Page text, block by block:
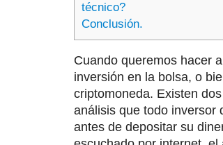
técnico?
Conclusión.
Cuando queremos hacer
inversión en la bolsa, o
criptomoneda. Existen
análisis que todo inversor
antes de depositar su